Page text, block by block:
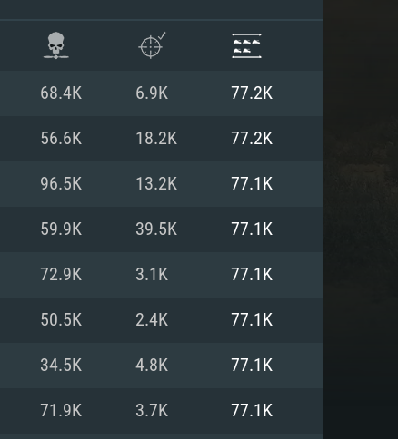
68.4K 6.9K 77.2K
56.6K 18.2K 77.2K
96.5K 13.2K 77.1K
59.9K 39.5K 77.1K
72.9K 3.1K 77.1K
50.5K 2.4K 77.1K
34.5K 4.8K 77.1K
71.9K 3.7K 77.1K